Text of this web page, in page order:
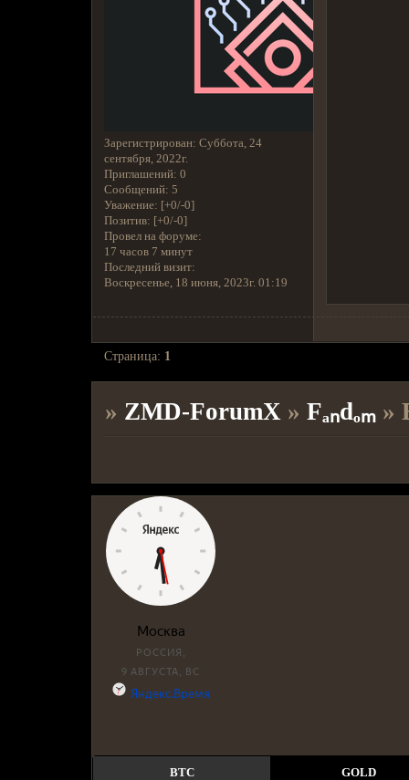
Зарегистрирован: Суббота, 24
сентября, 2022г.
Приглашений: 0
Сообщений: 5
Уважение: [+0/-0]
Позитив: [+0/-0]
Провел на форуме:
17 часов 7 минут
Последний визит:
Воскресенье, 18 июня, 2023г. 01:19
Страница: 1
» ZMD-ForumX »Fₐₙdₒₘ »
BTC GOLD